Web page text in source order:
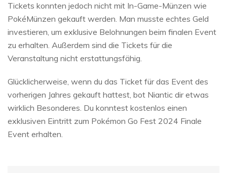
Tickets konnten jedoch nicht mit In-Game-Münzen wie
PokéMünzen gekauft werden. Man musste echtes Geld
investieren, um exklusive Belohnungen beim finalen Event
zu erhalten. Außerdem sind die Tickets für die
Veranstaltung nicht erstattungsfähig.
Glücklicherweise, wenn du das Ticket für das Event des
vorherigen Jahres gekauft hattest, bot Niantic dir etwas
wirklich Besonderes. Du konntest kostenlos einen
exklusiven Eintritt zum Pokémon Go Fest 2024 Finale
Event erhalten.